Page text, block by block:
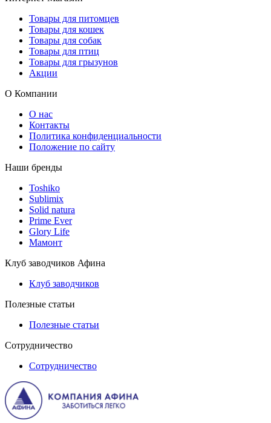
Товары для питомцев
Товары для кошек
Товары для собак
Товары для птиц
Товары для грызунов
Акции
О Компании
О нас
Контакты
Политика конфиденциальности
Положение по сайту
Наши бренды
Toshiko
Sublimix
Solid natura
Prime Ever
Glory Life
Мамонт
Клуб заводчиков Афина
Клуб заводчиков
Полезные статьи
Полезные статьи
Сотрудничество
Сотрудничество